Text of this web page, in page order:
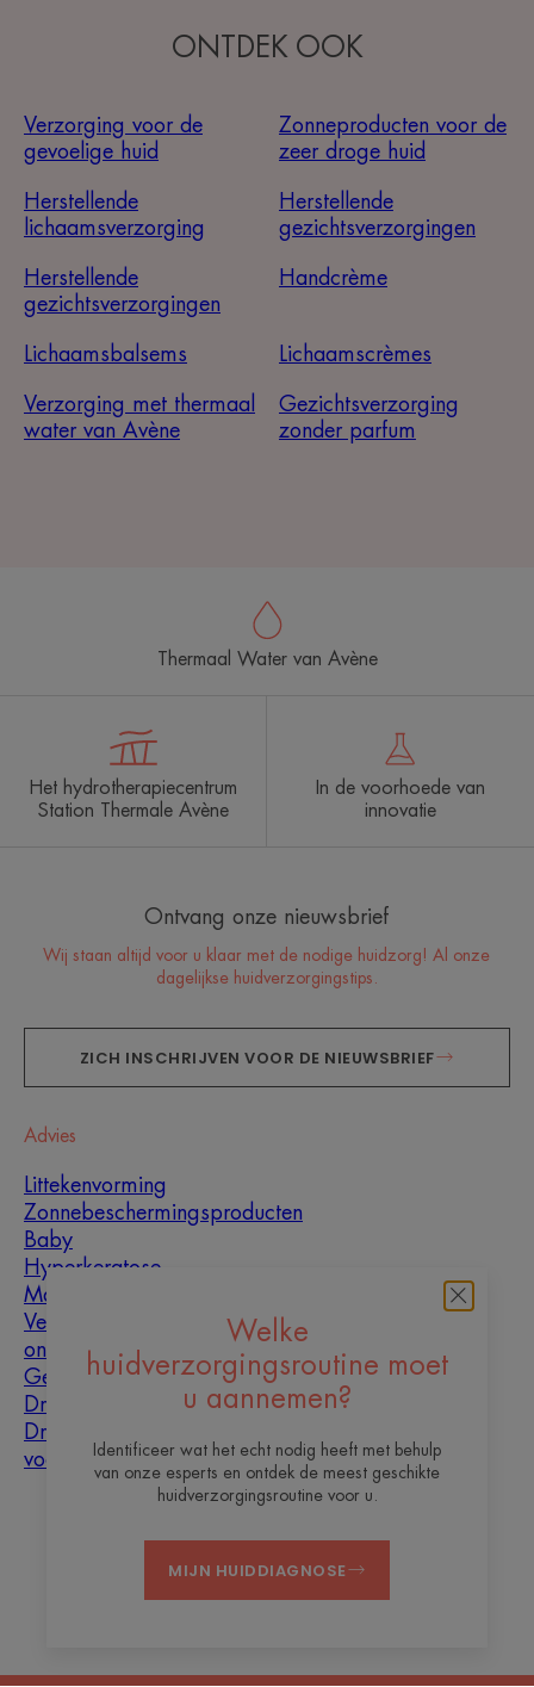
ONTDEK OOK
Verzorging voor de
gevoelige huid
Zonneproducten voor de
zeer droge huid
Herstellende
lichaamsverzorging
Herstellende
gezichtsverzorgingen
Herstellende
gezichtsverzorgingen
Handcrème
Lichaamsbalsems Lichaamscrèmes
Verzorging met thermaal
water van Avène
Gezichtsverzorging
zonder parfum
Welke
huidverzorgingsroutine moet
u aannemen?
Identificeer wat het echt nodig heeft met behulp
van onze esperts en ontdek de meest geschikte
huidverzorgingsroutine voor u.
MIJN HUIDDIAGNOSE
Thermaal Water van Avène
Het hydrotherapiecentrum
Station Thermale Avène
In de voorhoede van
innovatie
Ontvang onze nieuwsbrief
Wij staan altijd voor u klaar met de nodige huidzorg! Al onze
dagelijkse huidverzorgingstips.
ZICH INSCHRIJVEN VOOR DE NIEUWSBRIEF
Advies
Littekenvorming
Zonnebeschermingsproducten
Baby
Hyperkeratose
Mannen
Vette huid met
oneffenheden
Gemengde huid
Droge huid
Droogheid en
vochtarme huid
Contact Veelgestelde vragen